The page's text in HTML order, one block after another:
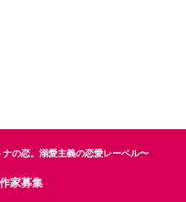
の恋。溺愛主義の恋愛レーベル〜
作家募集